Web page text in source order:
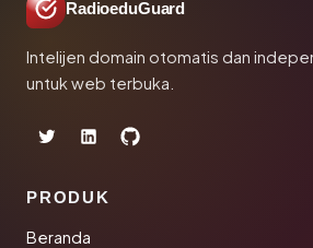
RadioeduGuard
Intelijen domain otomatis dan
untuk web terbuka.
PRODUK
Beranda